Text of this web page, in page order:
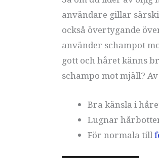
användare gillar
också övertygande
använder schampot
gott och håret känns
schampo mot mjäll?
Bra känsla i
Lugnar
För normala till